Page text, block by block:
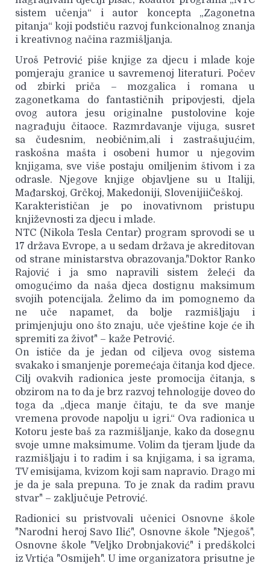
sistem učenja“ i autor koncepta „Zagonetna
pitanja“ koji podstiču razvoj funkcionalnog znanja
i kreativnog načina razmišljanja.
Uroš Petrović piše knjige za djecu i mlade koje
pomjeraju granice u savremenoj literaturi. Počev
od zbirki priča – mozgalica i romana u
zagonetkama do fantastičnih pripovjesti, djela
ovog autora jesu originalne pustolovine koje
nagrađuju čitaoce. Razmrdavanje vijuga, susret
sa čudesnim, neobičnim,ali i zastrašujućim,
raskošna mašta i osobeni humor u njegovim
knjigama, sve više postaju omiljenim štivom i za
odrasle. Njegove knjige objavljene su u Italiji,
Mađarskoj, Grčkoj, Makedoniji, SlovenijiiČeškoj.
Karakterističan je po inovativnom pristupu
književnosti za djecu i mlade.
NTC (Nikola Tesla Centar) program sprovodi se u
17 država Evrope, a u sedam država je akreditovan
od strane ministarstva obrazovanja."Doktor Ranko
Rajović i ja smo napravili sistem želeći da
omogućimo da naša djeca dostignu maksimum
svojih potencijala. Želimo da im pomognemo da
ne uče napamet, da bolje razmišljaju i
primjenjuju ono što znaju, uče vještine koje će ih
spremiti za život" – kaže Petrović.
On ističe da je jedan od ciljeva ovog sistema
svakako i smanjenje poremećaja čitanja kod djece.
Cilj ovakvih radionica jeste promocija čitanja, s
obzirom na to da je brz razvoj tehnologije doveo do
toga da „djeca manje čitaju, te da sve manje
vremena provode napolju u igri.“ Ova radionica u
Kotoru jeste baš za razmišljanje, kako da dosegnu
svoje umne maksimume. Volim da tjeram ljude da
razmišljaju i to radim i sa knjigama, i sa igrama,
TV emisijama, kvizom koji sam napravio. Drago mi
je da je sala prepuna. To je znak da radim pravu
stvar" – zaključuje Petrović.
Radionici su pristvovali učenici Osnovne škole
"Narodni heroj Savo Ilić", Osnovne škole "Njegoš",
Osnovne škole "Veljko Drobnjaković" i predškolci
iz Vrtića "Osmijeh". U ime organizatora prisutne je